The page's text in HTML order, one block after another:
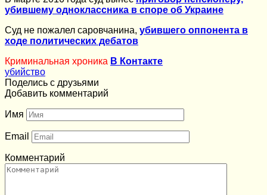
убившему одноклассника в споре об Украине
Суд не пожалел саровчанина, убившего оппонента в
ходе политических дебатов
Криминальная хроника В Контакте
убийство
Поделись с друзьями
Добавить комментарий
Имя
Email
Комментарий